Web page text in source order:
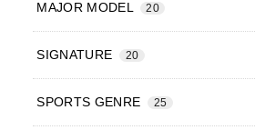
MAJOR MODEL 20
SIGNATURE 20
SPORTS GENRE 25